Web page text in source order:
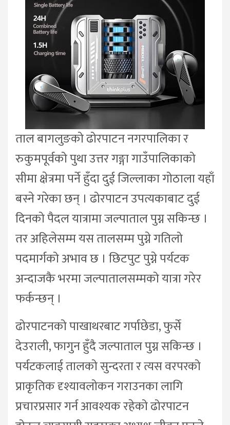
ताल बागलुङको ढोरपाटन नगरपालिका र
रुकुमपूर्वको पुथा उत्तर गङ्गा गाउँपालिकाको
सीमा क्षेत्रमा पर्ने हुँदा दुई जिल्लाका गोठाला यहाँ
बस्ने गरेका छन् । ढोरपाटन उपत्यकाबाट दुई
दिनको पैदल यात्रामा जल्पाताल पुग्न सकिन्छ ।
तर अहिलेसम्म यस तालसम्म पुग्ने गतिलो
पदमार्गको अभाव छ । छिटपुट पुग्ने पर्यटक
अन्दाजकै भरमा जल्पातालसम्मको यात्रा गरेर
फर्कन्छन् ।
ढोरपाटनको पाखाथरबाट गर्पाछेडा, फुर्से
देउराली, फागुन हुँदै जल्पाताल पुग्न सकिन्छ ।
पर्यटकलाई तालको सुन्दरता र त्यस वरपरको
प्राकृतिक दृश्यावलोकन गराउनका लागि
प्रचारप्रसार गर्न आवश्यक रहेको ढोरपाटन